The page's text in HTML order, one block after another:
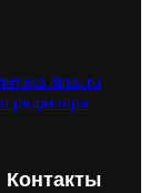
itinai.ru
редактора
Контакты